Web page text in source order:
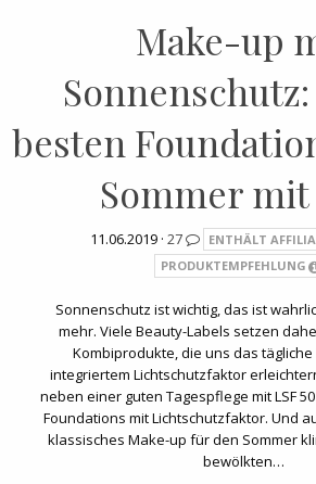
Make-up
besten
Sommer mit
11.06.2019 · 27
ENTHÄLT
PRODUKTEMPFEHLUNG
Sonnenschutz ist wichtig, das ist
mehr. Viele Beauty-Labels setzen
Kombiprodukte, die uns das
integriertem Lichtschutzfaktor
neben einer guten Tagespflege mit LSF
Foundations mit Lichtschutzfaktor. Und
klassisches Make-up für den Sommer
bewölkten…